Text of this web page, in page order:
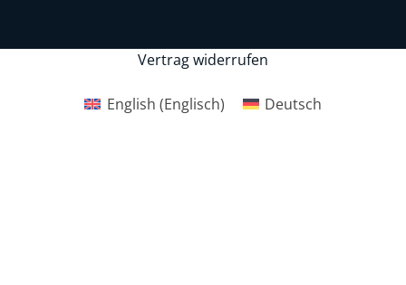
Vertrag widerrufen
English (Englisch) Deutsch